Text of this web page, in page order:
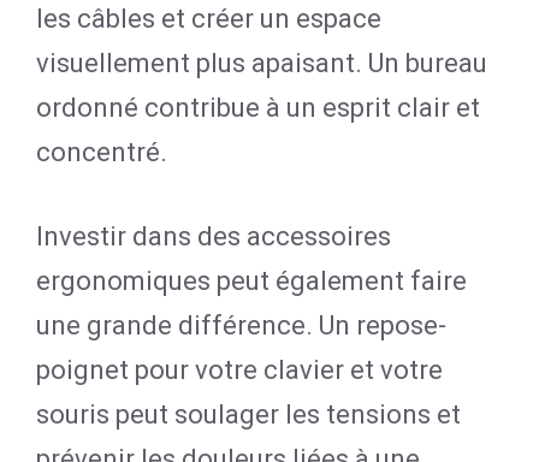
les câbles et créer un espace
visuellement plus apaisant. Un bureau
ordonné contribue à un esprit clair et
concentré.
Investir dans des accessoires
ergonomiques peut également faire
une grande différence. Un repose-
poignet pour votre clavier et votre
souris peut soulager les tensions et